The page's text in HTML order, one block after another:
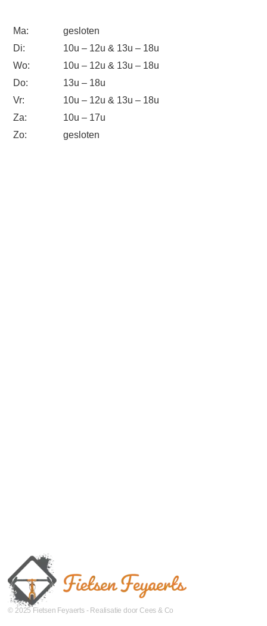
© 2025 Fietsen Feyaerts - Realisatie door Cees & Co
Ma:
gesloten
Di:
10u – 12u & 13u – 18u
Wo:
10u – 12u & 13u – 18u
Do:
13u – 18u
Vr:
10u – 12u & 13u – 18u
Za:
10u – 17u
Zo:
gesloten